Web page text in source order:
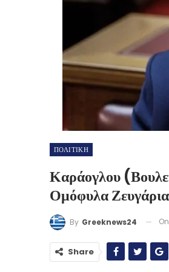
ΠΟΛΙΤΙΚΗ
Καράογλου
Ομόφυλα Ζευγάρια
By Greeknews24 On
Share